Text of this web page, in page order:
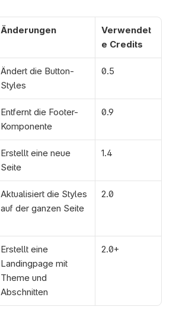
Änderungen
Verwendet
e Credits
Ändert die Button-
Styles
0.5
Entfernt die Footer-
Komponente
0.9
Erstellt eine neue
Seite
1.4
Aktualisiert die Styles
auf der ganzen Seite
2.0
Erstellt eine
Landingpage mit
Theme und
Abschnitten
2.0+